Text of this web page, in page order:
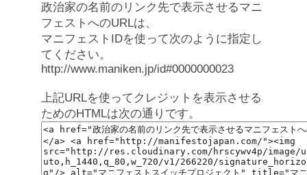
政治家の名前のリンク先で表示させるマニ
フェストへのURLは、
マニフェストIDを使って次のように指定し
てください。
http://www.maniken.jp/id#0000000023
上記URLを使ってクレジットを表示させる
ためのHTMLは次の通りです。